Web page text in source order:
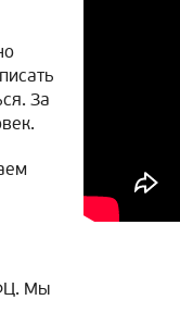
За
Мы